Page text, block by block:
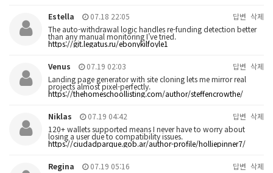
Estella 07.18 22:05 답변 삭제
The auto-withdrawal logic handles re-funding detection better
than any manual monitoring I’ve tried.
https://git.legatus.ru/ebonykilfoyle1
Venus 07.19 02:03 답변 삭제
Landing page generator with site cloning lets me mirror real
projects almost pixel-perfectly.
https://thehomeschoollisting.com/author/steffencrowthe/
Niklas 07.19 04:42 답변 삭제
120+ wallets supported means I never have to worry about
losing a user due to compatibility issues.
https://ciudadparque.gob.ar/author-profile/holliepinner7/
Regina 07.19 05:16 답변 삭제